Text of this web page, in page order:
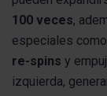
100 veces,
especiales
re-spins y
izquierda,